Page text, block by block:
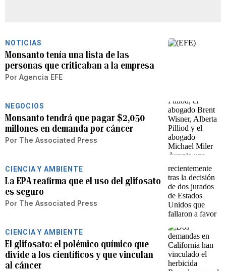
NOTICIAS
Monsanto tenía una lista de las
personas que criticaban a la empresa
Por Agencia EFE
NEGOCIOS
Monsanto tendrá que pagar $2,050
millones en demanda por cáncer
Por The Associated Press
CIENCIA Y AMBIENTE
La EPA reafirma que el uso del glifosato
es seguro
Por The Associated Press
CIENCIA Y AMBIENTE
El glifosato: el polémico químico que
divide a los científicos y que vinculan
al cáncer